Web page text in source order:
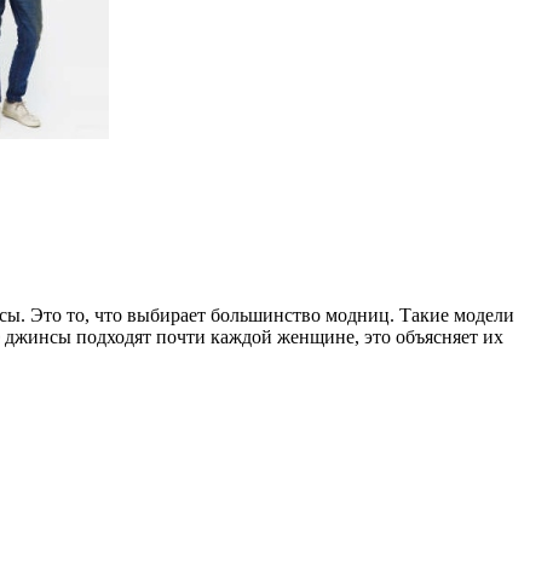
Это то, что выбирает большинство модниц. Такие модели
подходят почти каждой женщине, это объясняет их